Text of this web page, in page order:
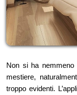
Non si ha nemmeno
mestiere,
troppo evidenti.